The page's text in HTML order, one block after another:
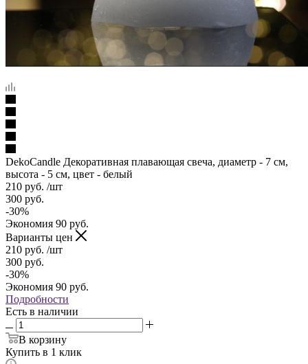
DekoCandle Декоративная плавающая свеча, диаметр - 7 см,
высота - 5 см, цвет - белый
210 руб. /шт
300 руб.
-30%
Экономия 90 руб.
Варианты цен
210 руб. /шт
300 руб.
-30%
Экономия 90 руб.
Подробности
Есть в наличии
В корзину
Купить в 1 клик